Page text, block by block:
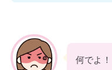
何でよ！